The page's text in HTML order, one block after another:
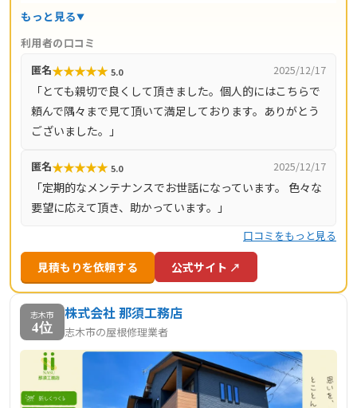
であり、故障や劣化を放置すると外壁や基礎部分に影響を
合に迅速な対応を行い、利用者の暮らしを守るサポートを
行っています。 また、日常的な清掃や点検といったメンテ
ナンスにも対応しており、急な修理だけでなく予防的な管
理を希望する方にも利用しやすいのが特徴です。専門スタ
ッフによる現場対応を通じて、地域の住宅維持に貢献して
もっと見る
利用者の口コミ
匿名★★★★★ 5.0 2025/12/17
「とても親切で良くして頂きました。個人的にはこちらで
頼んで隅々まで見て頂いて満足しております。ありがとう
ございました。」
匿名★★★★★ 5.0 2025/12/17
「定期的なメンテナンスでお世話になっています。 色々な
要望に応えて頂き、助かっています。」
口コミをもっと見る
見積もりを依頼する 公式サイト ↗
志木市
4位
株式会社 那須工務店
志木市の屋根修理業者